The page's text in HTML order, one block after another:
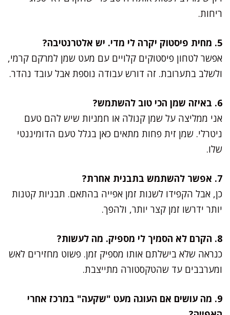
ריחות.
5. מחית פיסטוק יקרה לי מדי. יש אלטרנטיבה?
אפשר לטחון פיסטוקים קלויים עם מעט שמן למרקם קרמי,
ולשלב בתערובת. זה דורש עבודה נוספת אבל עובד נהדר.
6. באיזה שמן הכי טוב להשתמש?
אני ממליצה על שמן קנולה או חמניות שיש להם טעם
ניטרלי. שמן זית פחות מתאים כאן בגלל טעם הדומיננטי
שלו.
7. אפשר להשתמש בתבנית אחרת?
כן, אבל הקפידו לשנות זמן אפייה בהתאם. תבניות קטנות
יותר ידרשו זמן קצר יותר, ולהפך.
8. הקרם לא הסמיך לי מספיק. מה לעשות?
כנראה שלא בישלתם אותו מספיק זמן. פשוט מחזירים לאש
ומערבבים עד שהטקסטורה מתייצבת.
9. מה עושים אם העוגה מעט "שקעה" במרכז אחרי